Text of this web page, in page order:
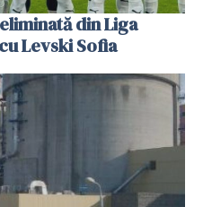
din Liga
Levski Sofia